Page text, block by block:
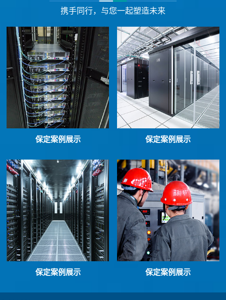
携手同行，与您一起塑造未来
保定案例展示 保定案例展示
保定案例展示 保定案例展示